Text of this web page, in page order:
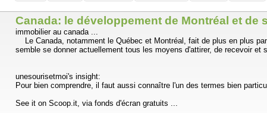
Canada: le développement de Montréal et de
immobilier au canada ...
Le Canada, notamment le Québec et Montréal, fait de plus en plus
semble se donner actuellement tous les moyens d'attirer, de recevoir et
unesourisetmoi's insight:
Pour bien comprendre, il faut aussi connaître l'un des termes bien
See it on Scoop.it, via fonds d'écran gratuits ...